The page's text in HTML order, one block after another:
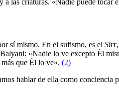
sí mismo. En el sufismo, es el Sirr
«Nadie lo ve excepto Él
que Él lo ve». (2)
hablar de ella como conciencia